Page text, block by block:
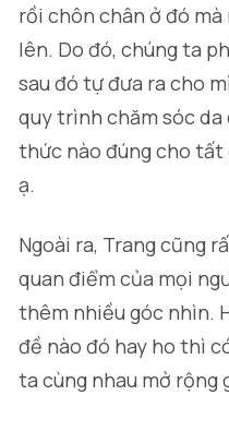
rồi chôn chân ở đó
lên. Do đó, chúng ta
sau đó tự đưa ra cho
quy trình chăm sóc
thức nào đúng cho tất
ạ.
Ngoài ra, Trang cũng
quan điểm của mọi
thêm nhiều góc nhìn.
đề nào đó hay ho thì
ta cùng nhau mở rộng